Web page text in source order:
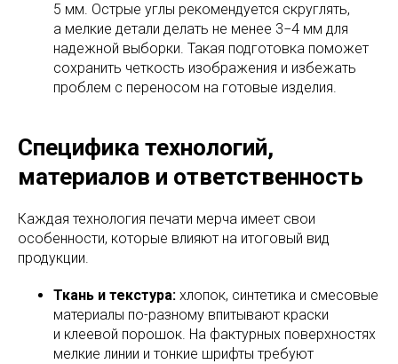
5 мм. Острые углы рекомендуется скруглять,
а мелкие детали делать не менее 3−4 мм для
надежной выборки. Такая подготовка поможет
сохранить четкость изображения и избежать
проблем с переносом на готовые изделия.
Специфика технологий,
материалов и ответственность
Каждая технология печати мерча имеет свои
особенности, которые влияют на итоговый вид
продукции.
Ткань и текстура: хлопок, синтетика и смесовые
материалы по-разному впитывают краски
и клеевой порошок. На фактурных поверхностях
мелкие линии и тонкие шрифты требуют